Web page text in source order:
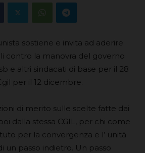
sostiene e invita ad aderire
contro la manovra del governo
e altri sindacati di base per il 28
per il 12 dicembre.
di merito sulle scelte fatte dai
dalla stessa CGIL, per chi come
per la convergenza e l’ unità
un passo indietro. Un passo